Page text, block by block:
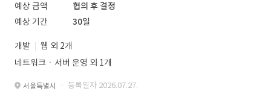
예상 금액
협의 후 결정
예상 기간
30일
개발
웹 외 2개
네트워크ㆍ서버 운영 외 1개
서울특별시 · 등록일자 2026.07.27.